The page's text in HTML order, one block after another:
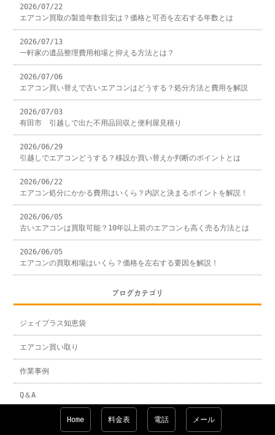
2026/07/22
エアコン買取の製造年数目安は？価格と可否を左右する年数とは
2026/07/13
一軒家の遺品整理費用相場と抑える方法とは？
2026/07/06
エアコン買い替えで古いエアコンはどうする？処分方法と費用を解説
2026/07/03
有田市 引越しで出た不用品回収と便利屋見積り
2026/06/29
引越しでエアコンどうする？移設か買い替えか判断のポイントとは
2026/06/22
エアコン処分にかかる費用はいくら？内訳と決まるポイントを解説！
2026/06/05
古いエアコンは買取可能？10年以上前のエアコンも高く売る方法とは
2026/06/05
エアコンの買取相場はいくら？価格を左右する要因を解説！
ブログカテゴリ
ジェイプラス知恵袋
エアコン買い取り
作業事例
Q＆A
Home 料金表 電話 メール